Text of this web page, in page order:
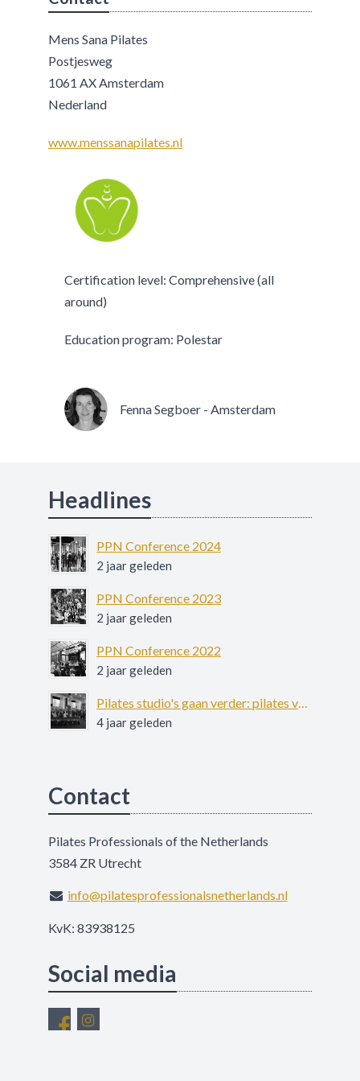
Mens Sana Pilates
Postjesweg
1061 AX Amsterdam
Nederland
www.menssanapilates.nl
Certification level: Comprehensive (all
around)
Education program: Polestar
Fenna Segboer - Amsterdam
Headlines
PPN Conference 2024
2 jaar geleden
PPN Conference 2023
2 jaar geleden
PPN Conference 2022
2 jaar geleden
4 jaar geleden
Contact
Pilates Professionals of the Netherlands
3584 ZR Utrecht
info@pilatesprofessionalsnetherlands.nl
KvK: 83938125
Social media